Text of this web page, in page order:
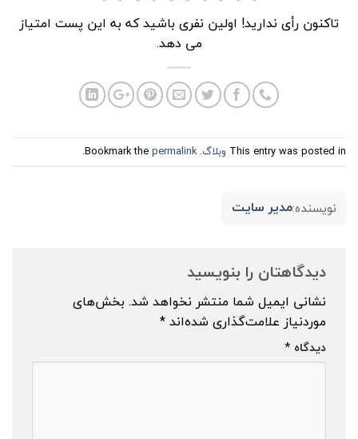
تاکنون رأی ندارید! اولین نفری باشید که به این پست امتیاز
می دهد.
This entry was posted in وبلاگ. Bookmark the
permalink
.
نویسنده:مدیر سایت
دیدگاهتان را بنویسید
نشانی ایمیل شما منتشر نخواهد شد. بخش‌های
موردنیاز علامت‌گذاری شده‌اند*
دیدگاه *